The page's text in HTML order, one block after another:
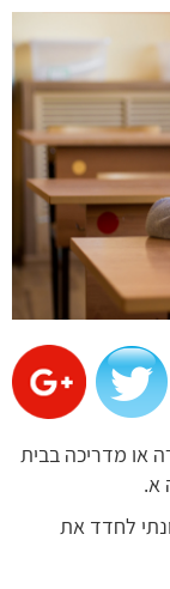
או מדריכה בבית
א.
לחדד את